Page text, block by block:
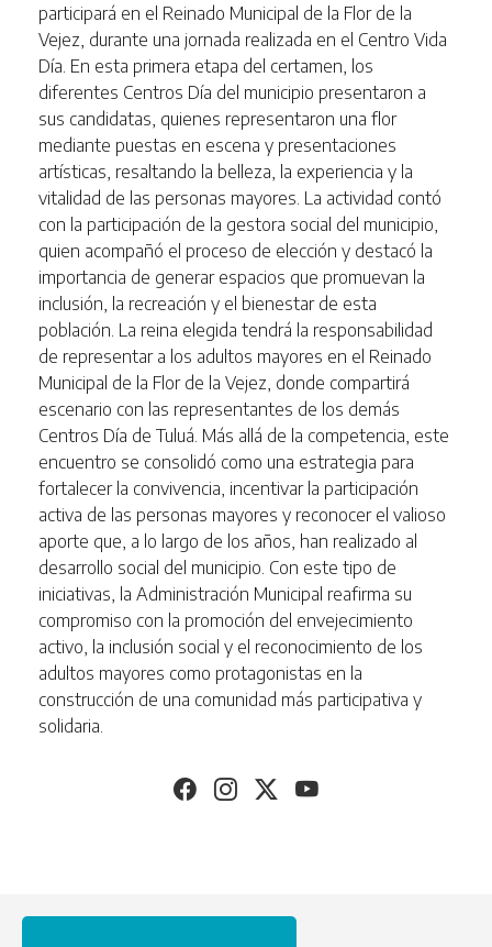
participará en el Reinado Municipal de la Flor de la
Vejez, durante una jornada realizada en el Centro Vida
Día. En esta primera etapa del certamen, los
diferentes Centros Día del municipio presentaron a
sus candidatas, quienes representaron una flor
mediante puestas en escena y presentaciones
artísticas, resaltando la belleza, la experiencia y la
vitalidad de las personas mayores. La actividad contó
con la participación de la gestora social del municipio,
quien acompañó el proceso de elección y destacó la
importancia de generar espacios que promuevan la
inclusión, la recreación y el bienestar de esta
población. La reina elegida tendrá la responsabilidad
de representar a los adultos mayores en el Reinado
Municipal de la Flor de la Vejez, donde compartirá
escenario con las representantes de los demás
Centros Día de Tuluá. Más allá de la competencia, este
encuentro se consolidó como una estrategia para
fortalecer la convivencia, incentivar la participación
activa de las personas mayores y reconocer el valioso
aporte que, a lo largo de los años, han realizado al
desarrollo social del municipio. Con este tipo de
iniciativas, la Administración Municipal reafirma su
compromiso con la promoción del envejecimiento
activo, la inclusión social y el reconocimiento de los
adultos mayores como protagonistas en la
construcción de una comunidad más participativa y
solidaria.